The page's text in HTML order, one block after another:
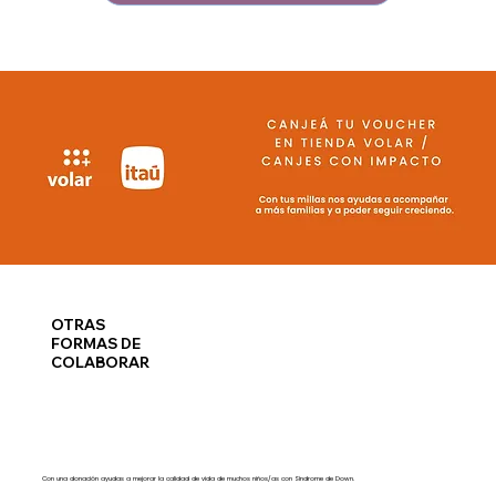
OTRAS
FORMAS DE
COLABORAR
Con una donación ayudas a mejorar la calidad de vida de muchos niños/as con Síndrome de Down.